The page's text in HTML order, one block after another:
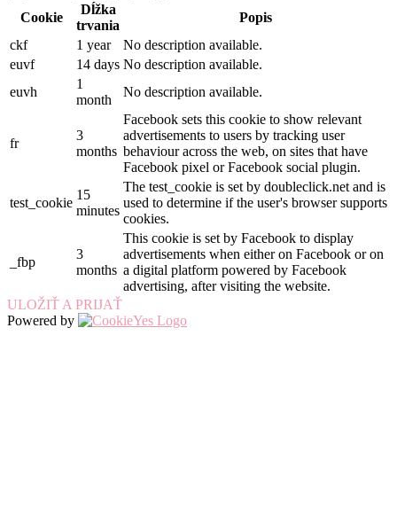
Cookie
Dĺžka
trvania
Popis
ckf
1 year
No description available.
euvf
14 days No description available.
euvh
1
month
No description available.
fr
3
months
Facebook sets this cookie to show relevant
advertisements to users by tracking user
behaviour across the web, on sites that have
Facebook pixel or Facebook social plugin.
test_cookie
15
minutes
The test_cookie is set by doubleclick.net and is
used to determine if the user's browser supports
cookies.
_fbp
3
months
This cookie is set by Facebook to display
advertisements when either on Facebook or on
a digital platform powered by Facebook
advertising, after visiting the website.
ULOŽIŤ A PRIJAŤ
Powered by